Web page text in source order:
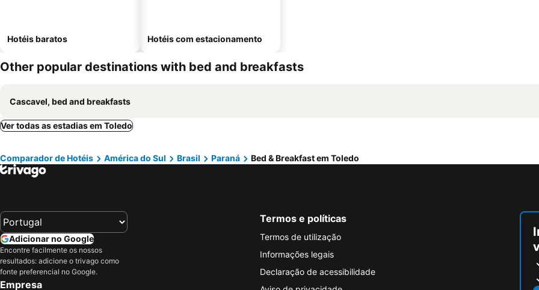
Hotéis baratos Hotéis com estacionamento
Other popular destinations with bed and breakfasts
Cascavel, bed and breakfasts
Ver todas as estadias em Toledo
Comparador de Hotéis América do Sul Brasil Paraná Bed & Breakfast em Toledo
Adicionar no Google
Encontre facilmente os nossos
resultados: adicione o trivago como
fonte preferencial no Google.
Empresa
Termos e políticas
Termos de utilização
Informações legais
Declaração de acessibilidade